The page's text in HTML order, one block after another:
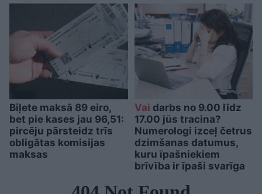
Biļete maksā 89 eiro,
bet pie kases jau 96,51:
pircēju pārsteidz trīs
obligātas komisijas
maksas
Vai darbs no 9.00 līdz
17.00 jūs tracina?
Numerologi izceļ četrus
dzimšanas datumus,
kuru īpašniekiem
brīvība ir īpaši svarīga